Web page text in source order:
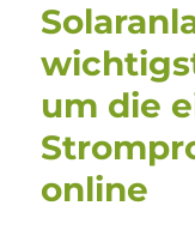
um die
online